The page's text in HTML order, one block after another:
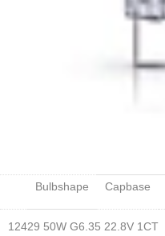
Bulbshape Capbase
12429 50W G6.35 22.8V 1CT